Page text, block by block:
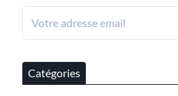
Catégories